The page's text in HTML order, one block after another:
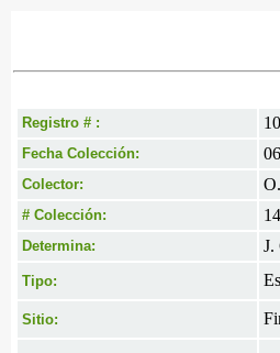
Registro # :
Fecha Colección:
Colector:
# Colección:
Determina: J.
Tipo:
Sitio: